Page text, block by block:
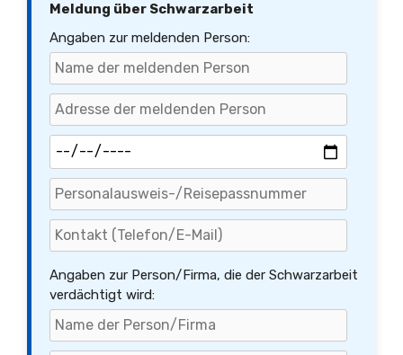
Meldung über Schwarzarbeit
Angaben zur meldenden Person:
Angaben zur Person/Firma, die der Schwarzarbeit
verdächtigt wird: